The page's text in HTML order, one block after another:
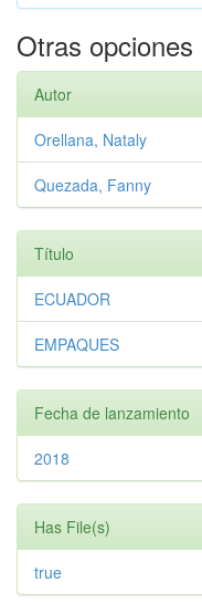
Otras
Autor
Orellana, Nataly
Quezada, Fanny
Título
ECUADOR
EMPAQUES
Fecha de lanzamiento
2018
Has File(s)
true